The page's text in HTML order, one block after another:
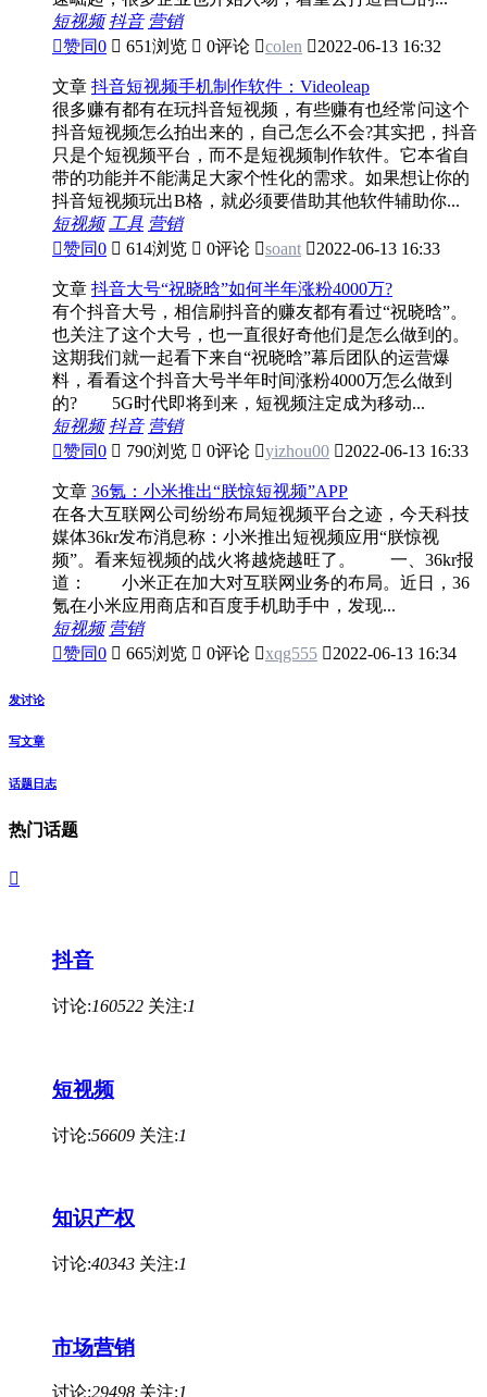
短视频 抖音 营销
赞同0  651浏览  0评论 colen 2022-06-13 16:32
文章 抖音短视频手机制作软件：Videoleap
很多赚有都有在玩抖音短视频，有些赚有也经常问这个
抖音短视频怎么拍出来的，自己怎么不会?其实把，抖音
只是个短视频平台，而不是短视频制作软件。它本省自
带的功能并不能满足大家个性化的需求。如果想让你的
抖音短视频玩出B格，就必须要借助其他软件辅助你...
短视频 工具 营销
赞同0  614浏览  0评论 soant 2022-06-13 16:33
文章 抖音大号“祝晓晗”如何半年涨粉4000万?
有个抖音大号，相信刷抖音的赚友都有看过“祝晓晗”。
也关注了这个大号，也一直很好奇他们是怎么做到的。
这期我们就一起看下来自“祝晓晗”幕后团队的运营爆
料，看看这个抖音大号半年时间涨粉4000万怎么做到
的? 5G时代即将到来，短视频注定成为移动...
短视频 抖音 营销
赞同0  790浏览  0评论 yizhou00 2022-06-13 16:33
文章 36氪：小米推出“朕惊短视频”APP
在各大互联网公司纷纷布局短视频平台之迹，今天科技
媒体36kr发布消息称：小米推出短视频应用“朕惊视
频”。看来短视频的战火将越烧越旺了。 一、36kr报
道： 小米正在加大对互联网业务的布局。近日，36
氪在小米应用商店和百度手机助手中，发现...
短视频 营销
赞同0  665浏览  0评论 xqg555 2022-06-13 16:34
发讨论
写文章
话题日志
热门话题

抖音
讨论:160522 关注:1
短视频
讨论:56609 关注:1
知识产权
讨论: 40343 关注:1
市场营销